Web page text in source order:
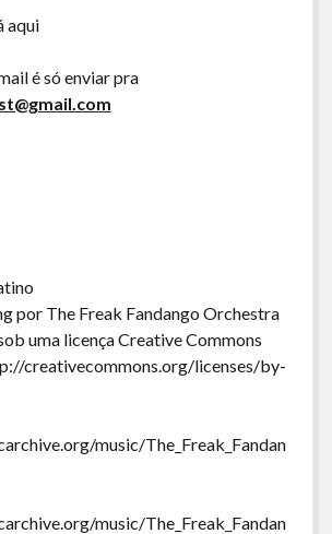
aqui
é só enviar pra
por The Freak Fandango Orchestra
uma licença Creative Commons
creativecommons.org/licenses/by-
music/The_Freak_Fandan
music/The_Freak_Fandan